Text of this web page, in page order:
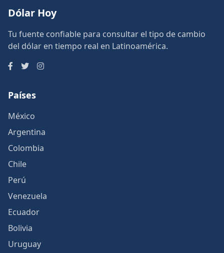
Dólar Hoy
Tu fuente confiable para consultar el tipo de cambio
del dólar en tiempo real en Latinoamérica.
Países
México
Argentina
Colombia
Chile
Perú
Venezuela
Ecuador
Bolivia
Uruguay